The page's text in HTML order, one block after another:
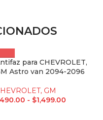
para CHEVROLET,
Astro van 2094-2096
GM
490.00 - $1,499.00